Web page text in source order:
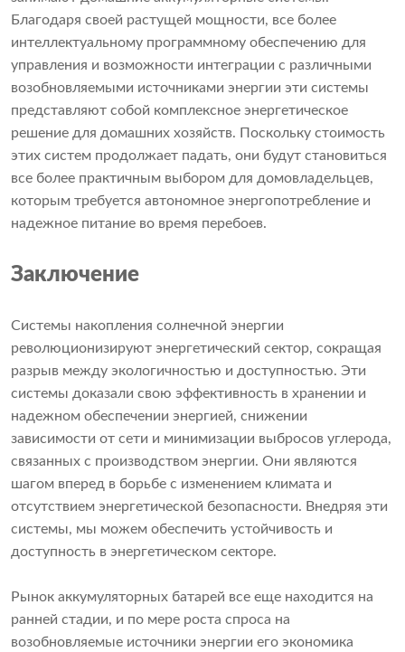
Благодаря своей растущей мощности, все более
интеллектуальному программному обеспечению для
управления и возможности интеграции с различными
возобновляемыми источниками энергии эти системы
представляют собой комплексное энергетическое
решение для домашних хозяйств. Поскольку стоимость
этих систем продолжает падать, они будут становиться
все более практичным выбором для домовладельцев,
которым требуется автономное энергопотребление и
надежное питание во время перебоев.
Заключение
Системы накопления солнечной энергии
революционизируют энергетический сектор, сокращая
разрыв между экологичностью и доступностью. Эти
системы доказали свою эффективность в хранении и
надежном обеспечении энергией, снижении
зависимости от сети и минимизации выбросов углерода,
связанных с производством энергии. Они являются
шагом вперед в борьбе с изменением климата и
отсутствием энергетической безопасности. Внедряя эти
системы, мы можем обеспечить устойчивость и
доступность в энергетическом секторе.
Рынок аккумуляторных батарей все еще находится на
ранней стадии, и по мере роста спроса на
возобновляемые источники энергии его экономика